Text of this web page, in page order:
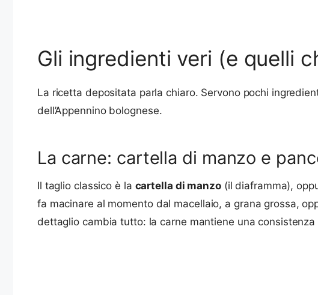
Gli ingredienti veri (e quelli
La ricetta depositata parla chiaro. Servono pochi
dell’Appennino bolognese.
La carne: cartella di manzo e
Il taglio classico è la cartella di manzo(il diaframma),
fa macinare al momento dal macellaio, a grana grossa,
dettaglio cambia tutto: la carne mantiene una